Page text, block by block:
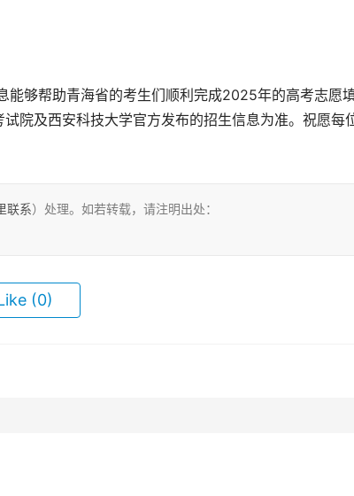
院及西安科技大学官方发布的招生信息为准。祝愿每
联系）处理。如若转载，请注明出处：
(0)